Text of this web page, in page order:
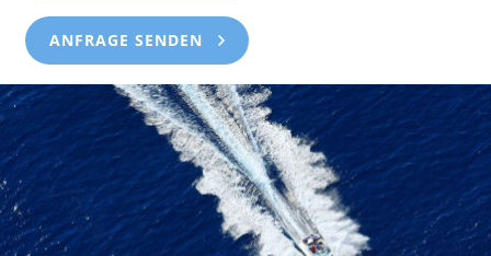
ANFRAGE SENDEN